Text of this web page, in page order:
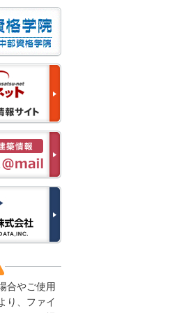
いたし
情報更
●
用いた
ござい
まし
め情報
いただ
７日
)
の更新
、ご了
くお願
５日
ます。
合やご使用
り、ファイ